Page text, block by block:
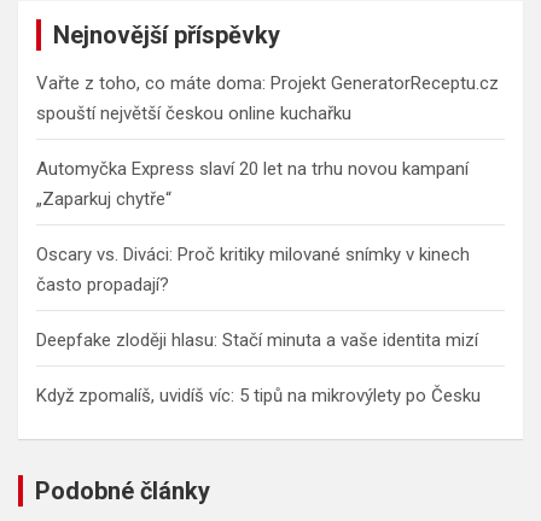
Nejnovější příspěvky
Vařte z toho, co máte doma: Projekt GeneratorReceptu.cz
spouští největší českou online kuchařku
Automyčka Express slaví 20 let na trhu novou kampaní
„Zaparkuj chytře“
Oscary vs. Diváci: Proč kritiky milované snímky v kinech
často propadají?
Deepfake zloději hlasu: Stačí minuta a vaše identita mizí
Když zpomalíš, uvidíš víc: 5 tipů na mikrovýlety po Česku
Podobné články